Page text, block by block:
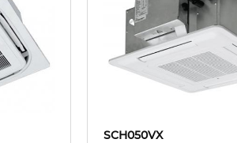
SCH050VX